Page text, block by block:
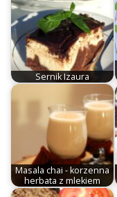
Sernik Izaura
Masala chai - korzenna
herbata z mlekiem